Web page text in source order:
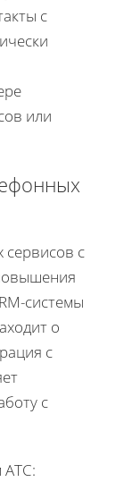
с
или
с
системы
о
с
с
АТС: